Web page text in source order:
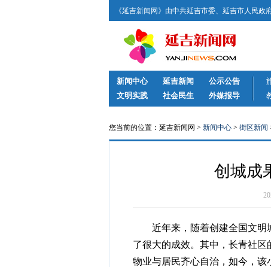
《延吉新闻网》由中共延吉市委、延吉市人民
新闻中心 延吉新闻 公示公告
文明实践
社会民生 外媒报导
您当前的位置：延吉新闻网 > 新闻中心 > 街区新闻
创城成
近年来，随着创建全国文明
了很大的成效。其中，长青社区
物业与居民齐心自治，如今，该